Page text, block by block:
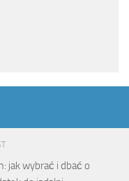
jak wybrać i dbać o